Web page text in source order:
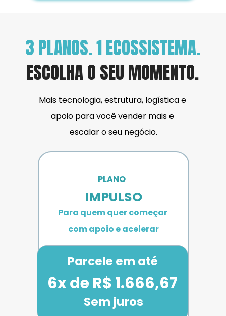
3 PLANOS. 1 ECOSSISTEMA.
ESCOLHA O SEU MOMENTO.
Mais tecnologia, estrutura, logística e
apoio para você vender mais e
escalar o seu negócio.
Parcele em até
6x de R$ 1.666,67
Sem juros
PLANO
IMPULSO
Para quem quer começar
com apoio e acelerar